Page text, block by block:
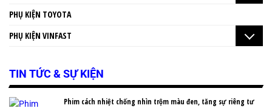
PHỤ KIỆN TOYOTA
PHỤ KIỆN VINFAST
TIN TỨC & SỰ KIỆN
Phim cách nhiệt chống nhìn trộm màu đen, tăng sự riêng tư